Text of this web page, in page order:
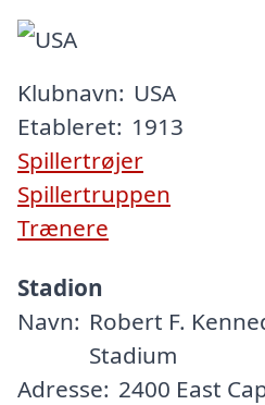
Klubnavn: USA
Etableret: 1913
Spillertrøjer
Spillertruppen
Trænere
Stadion
Navn: Robert F.
Stadium
Adresse: 2400 East